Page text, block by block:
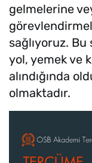
gelmelerine
sağlıyoruz.
yol, yemek ve
alındığında
olmaktadır.